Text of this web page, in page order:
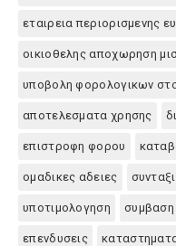
εταιρεια περιορισμενης
οικιοθελης αποχωρηση
υποβολη φορολογικων
αποτελεσματα χρησης
επιστροφη φορου
ομαδικες αδειες
υποτιμολογηση συμβαση
επενδυσεις